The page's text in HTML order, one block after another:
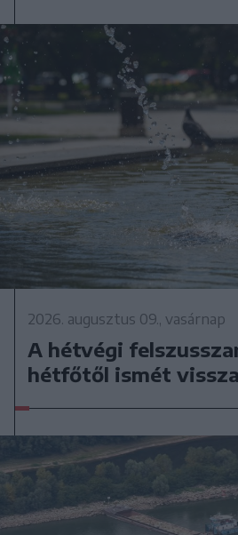
2026. augusztus 09., vasárnap
A hétvégi
hétfőtől ismét